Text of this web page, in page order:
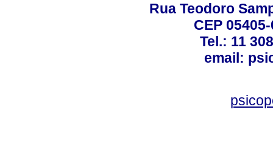
Rua Teodoro
CEP
Tel.: 11
email: